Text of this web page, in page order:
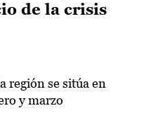
de la crisis
región se sitúa en
y marzo